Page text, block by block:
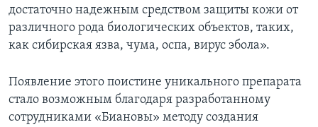
достаточно надежным средством защиты кожи от
различного рода биологических объектов, таких,
как сибирская язва, чума, оспа, вирус эбола».
Появление этого поистине уникального препарата
стало возможным благодаря разработанному
сотрудниками «Биановы» методу создания